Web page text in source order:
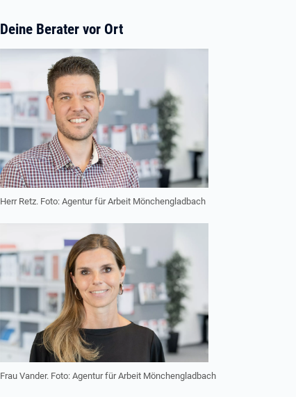
Deine Berater vor Ort
Herr Retz. Foto: Agentur für Arbeit Mönchengladbach
Frau Vander. Foto: Agentur für Arbeit Mönchengladbach